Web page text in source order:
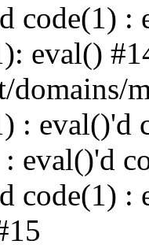
code(1) :
eval()
domains/
: eval()'d
eval()'d
code(1) :